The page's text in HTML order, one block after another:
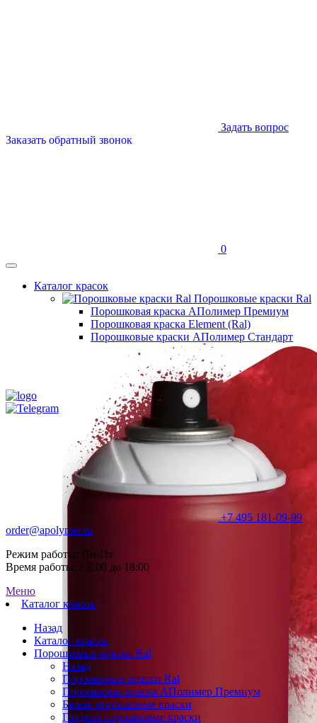
Задать вопрос
Заказать обратный звонок
0
Каталог красок
Порошковые краски Ral
Порошковая краска АПолимер Премиум
Порошковая краска Element (Ral)
Порошковые краски АПолимер Стандарт
+7 495 181-09-99
order@apolymer.ru
Режим работы: Пн-Пт
Время работы: с 8:00 до 18:00
Меню
Каталог красок
Назад
Каталог красок
Порошковые краски Ral
Назад
Порошковые краски Ral
Порошковая краска АПолимер Премиум
Белые порошковые краски
Гладкие порошковые краски